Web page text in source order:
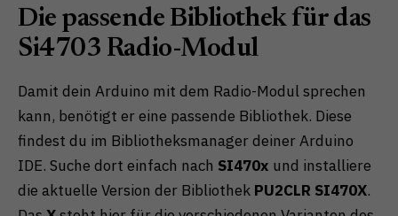
Die passende Bibliothek für das
Si4703 Radio-Modul
Damit dein Arduino mit dem Radio-Modul sprechen
kann, benötigt er eine passende Bibliothek. Diese
findest du im Bibliotheksmanager deiner Arduino
IDE. Suche dort einfach nach SI470x und installiere
die aktuelle Version der Bibliothek PU2CLR SI470X.